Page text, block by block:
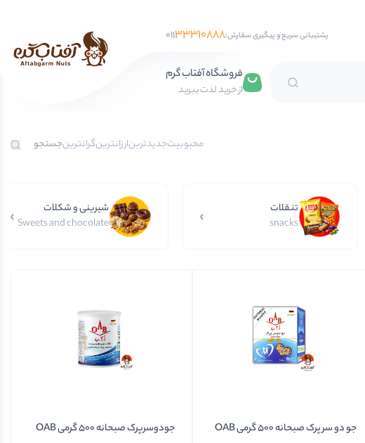
پشتیبانی سریع و پیگیری سفارش: 01133310888
تخمه هندوانه
فروشگاه آفتاب گرم
از خرید لذت ببرید
محبوبیتجدیدترینارزانترینگرانترین
تنقلات
snacks
شیرینی و شکلات
Sweets and chocolate
جو دو سر پرک صبحانه 500 گرمی OAB جودوسرپرک صبحانه 500 گرمی OAB